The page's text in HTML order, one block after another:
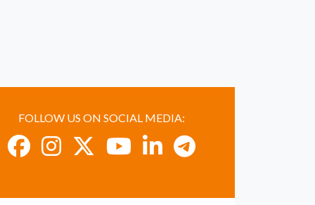
FOLLOW US ON SOCIAL MEDIA: